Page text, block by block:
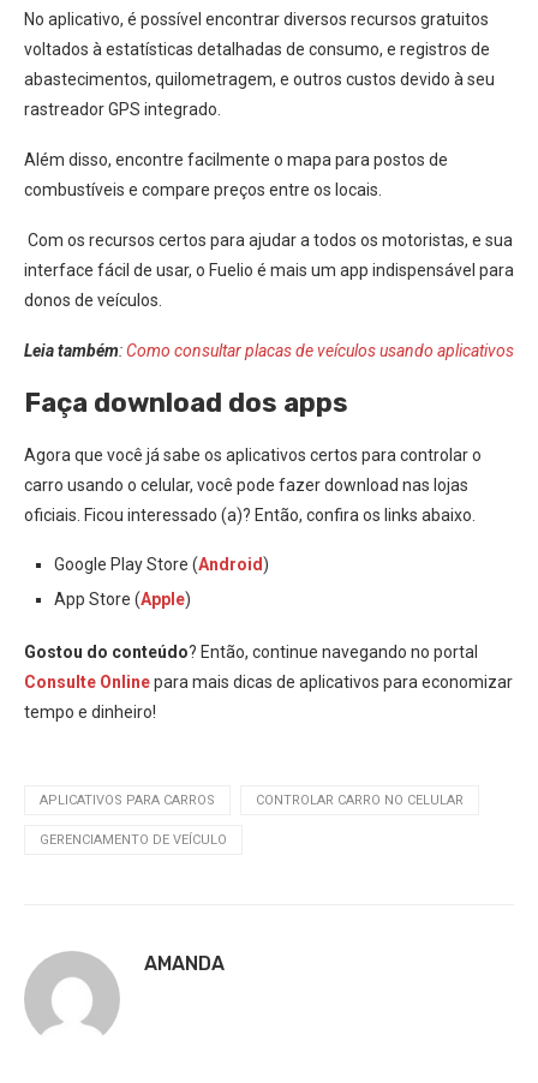
No aplicativo, é possível encontrar diversos recursos gratuitos
voltados à estatísticas detalhadas de consumo, e registros de
abastecimentos, quilometragem, e outros custos devido à seu
rastreador GPS integrado.
Além disso, encontre facilmente o mapa para postos de
combustíveis e compare preços entre os locais.
Com os recursos certos para ajudar a todos os motoristas, e sua
interface fácil de usar, o Fuelio é mais um app indispensável para
donos de veículos.
Leia também:Como consultar placas de veículos usando aplicativos
Faça download dos apps
Agora que você já sabe os aplicativos certos para controlar o
carro usando o celular, você pode fazer download nas lojas
oficiais. Ficou interessado (a)? Então, confira os links abaixo.
Google Play Store (Android)
App Store (Apple)
Gostou do conteúdo? Então, continue navegando no portal
Consulte Onlinepara mais dicas de aplicativos para economizar
tempo e dinheiro!
APLICATIVOS PARA CARROS CONTROLAR CARRO NO CELULAR
GERENCIAMENTO DE VEÍCULO
AMANDA